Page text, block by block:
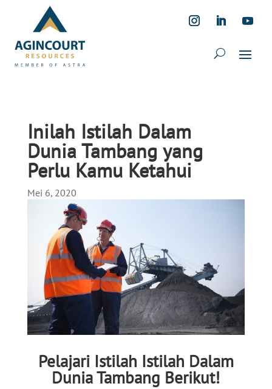
Inilah Istilah Dalam
Dunia Tambang yang
Perlu Kamu Ketahui
Mei 6, 2020
Pelajari Istilah Istilah Dalam
Dunia Tambang Berikut!